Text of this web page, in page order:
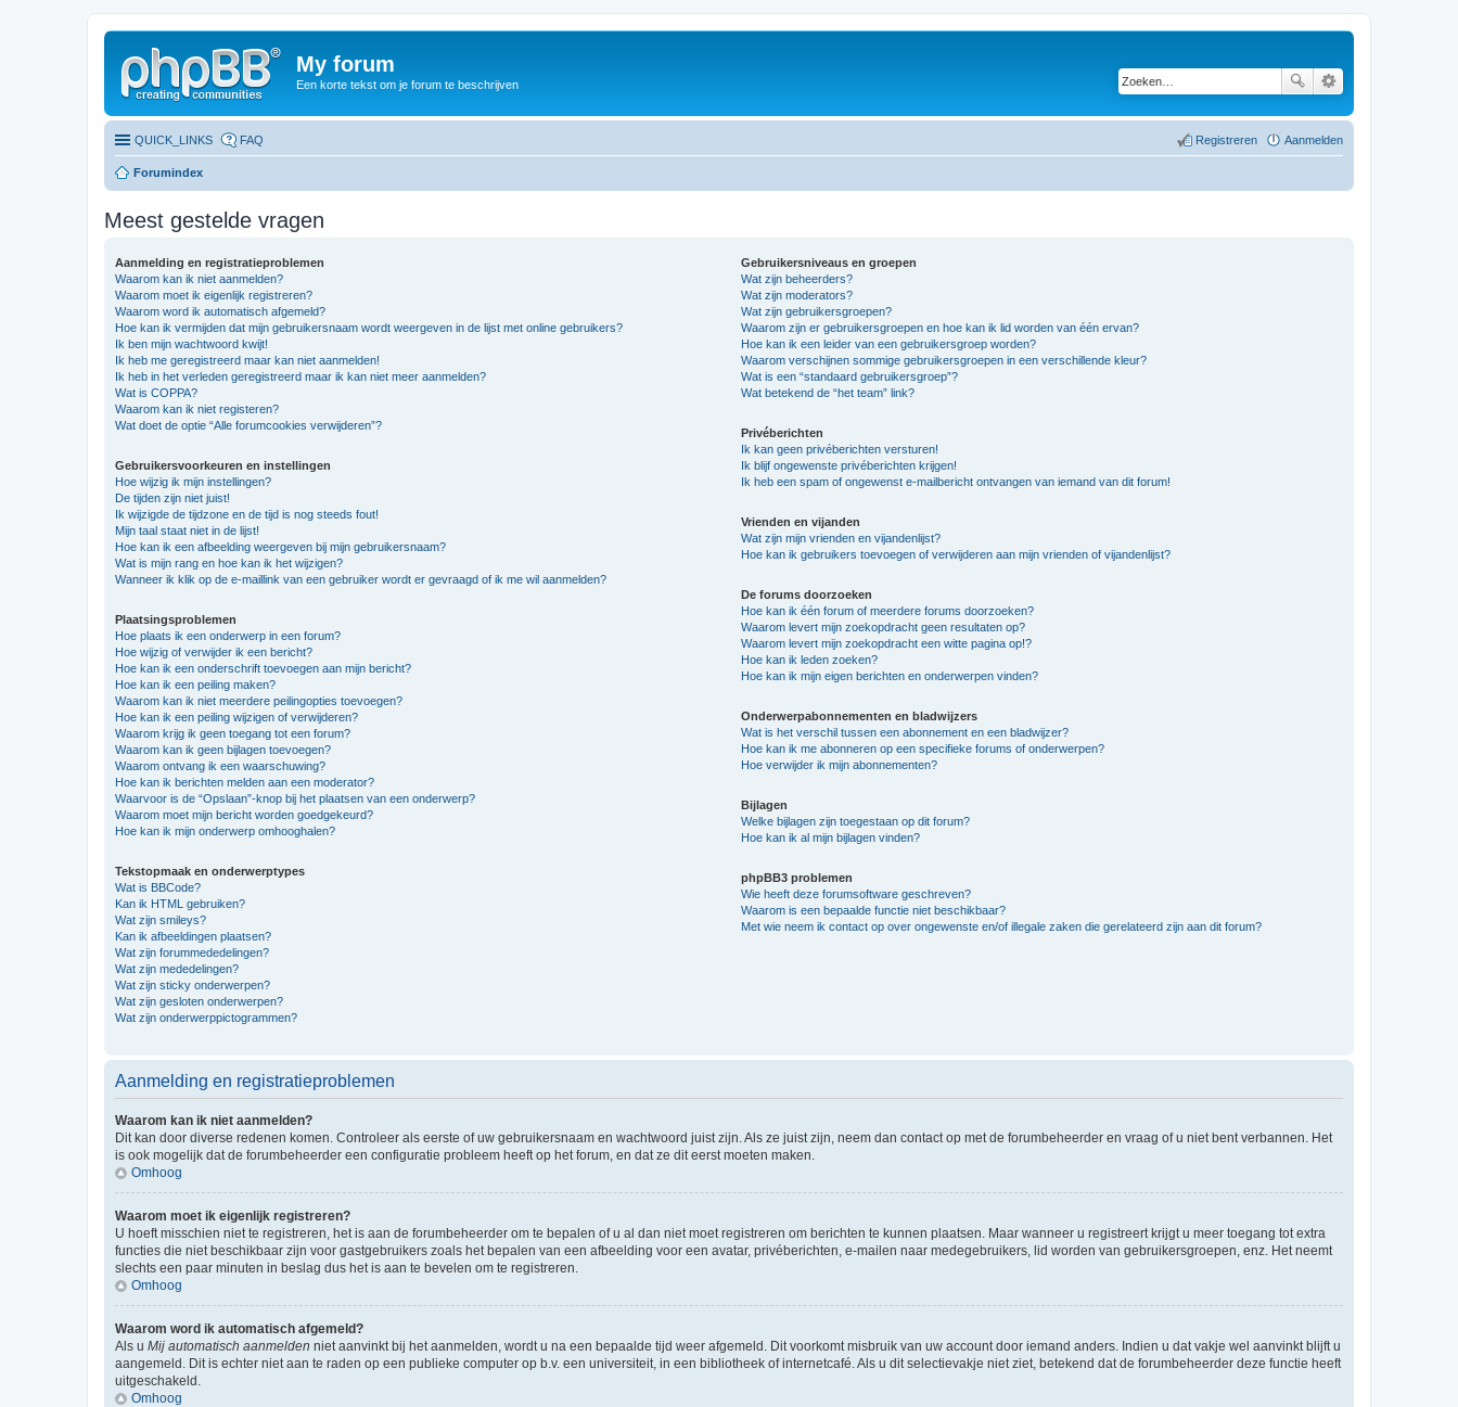
My forum
Een korte tekst om je forum te beschrijven
QUICK_LINKS FAQ Aanmelden
Registreren
Forumindex
Meest gestelde vragen
Aanmelding en registratieproblemen
Waarom kan ik niet aanmelden?
Waarom moet ik eigenlijk registreren?
Waarom word ik automatisch afgemeld?
Hoe kan ik vermijden dat mijn gebruikersnaam wordt weergeven in de lijst met online gebruikers?
Ik ben mijn wachtwoord kwijt!
Ik heb me geregistreerd maar kan niet aanmelden!
Ik heb in het verleden geregistreerd maar ik kan niet meer aanmelden?
Wat is COPPA?
Waarom kan ik niet registeren?
Wat doet de optie “Alle forumcookies verwijderen”?
Gebruikersvoorkeuren en instellingen
Hoe wijzig ik mijn instellingen?
De tijden zijn niet juist!
Ik wijzigde de tijdzone en de tijd is nog steeds fout!
Mijn taal staat niet in de lijst!
Hoe kan ik een afbeelding weergeven bij mijn gebruikersnaam?
Wat is mijn rang en hoe kan ik het wijzigen?
Wanneer ik klik op de e-maillink van een gebruiker wordt er gevraagd of ik me wil aanmelden?
Plaatsingsproblemen
Hoe plaats ik een onderwerp in een forum?
Hoe wijzig of verwijder ik een bericht?
Hoe kan ik een onderschrift toevoegen aan mijn bericht?
Hoe kan ik een peiling maken?
Waarom kan ik niet meerdere peilingopties toevoegen?
Hoe kan ik een peiling wijzigen of verwijderen?
Waarom krijg ik geen toegang tot een forum?
Waarom kan ik geen bijlagen toevoegen?
Waarom ontvang ik een waarschuwing?
Hoe kan ik berichten melden aan een moderator?
Waarvoor is de “Opslaan”-knop bij het plaatsen van een onderwerp?
Waarom moet mijn bericht worden goedgekeurd?
Hoe kan ik mijn onderwerp omhooghalen?
Tekstopmaak en onderwerptypes
Wat is BBCode?
Kan ik HTML gebruiken?
Wat zijn smileys?
Kan ik afbeeldingen plaatsen?
Wat zijn forummededelingen?
Wat zijn mededelingen?
Wat zijn sticky onderwerpen?
Wat zijn gesloten onderwerpen?
Wat zijn onderwerppictogrammen?
Gebruikersniveaus en groepen
Wat zijn beheerders?
Wat zijn moderators?
Wat zijn gebruikersgroepen?
Waarom zijn er gebruikersgroepen en hoe kan ik lid worden van één ervan?
Hoe kan ik een leider van een gebruikersgroep worden?
Waarom verschijnen sommige gebruikersgroepen in een verschillende kleur?
Wat is een “standaard gebruikersgroep”?
Wat betekend de “het team” link?
Privéberichten
Ik kan geen privéberichten versturen!
Ik blijf ongewenste privéberichten krijgen!
Ik heb een spam of ongewenst e-mailbericht ontvangen van iemand van dit forum!
Vrienden en vijanden
Wat zijn mijn vrienden en vijandenlijst?
Hoe kan ik gebruikers toevoegen of verwijderen aan mijn vrienden of vijandenlijst?
De forums doorzoeken
Hoe kan ik één forum of meerdere forums doorzoeken?
Waarom levert mijn zoekopdracht geen resultaten op?
Waarom levert mijn zoekopdracht een witte pagina op!?
Hoe kan ik leden zoeken?
Hoe kan ik mijn eigen berichten en onderwerpen vinden?
Onderwerpabonnementen en bladwijzers
Wat is het verschil tussen een abonnement en een bladwijzer?
Hoe kan ik me abonneren op een specifieke forums of onderwerpen?
Hoe verwijder ik mijn abonnementen?
Bijlagen
Welke bijlagen zijn toegestaan op dit forum?
Hoe kan ik al mijn bijlagen vinden?
phpBB3 problemen
Wie heeft deze forumsoftware geschreven?
Waarom is een bepaalde functie niet beschikbaar?
Met wie neem ik contact op over ongewenste en/of illegale zaken die gerelateerd zijn aan dit forum?
Aanmelding en registratieproblemen
Waarom kan ik niet aanmelden?
Dit kan door diverse redenen komen. Controleer als eerste of uw gebruikersnaam en wachtwoord juist zijn. Als ze juist zijn, neem dan contact op met de forumbeheerder en vraag of u niet bent verbannen. Het
is ook mogelijk dat de forumbeheerder een configuratie probleem heeft op het forum, en dat ze dit eerst moeten maken.
Omhoog
Waarom moet ik eigenlijk registreren?
U hoeft misschien niet te registreren, het is aan de forumbeheerder om te bepalen of u al dan niet moet registreren om berichten te kunnen plaatsen. Maar wanneer u registreert krijgt u meer toegang tot extra
functies die niet beschikbaar zijn voor gastgebruikers zoals het bepalen van een afbeelding voor een avatar, privéberichten, e-mailen naar medegebruikers, lid worden van gebruikersgroepen, enz. Het neemt
slechts een paar minuten in beslag dus het is aan te bevelen om te registreren.
Omhoog
Waarom word ik automatisch afgemeld?
Als u Mij automatisch aanmelden niet aanvinkt bij het aanmelden, wordt u na een bepaalde tijd weer afgemeld. Dit voorkomt misbruik van uw account door iemand anders. Indien u dat vakje wel aanvinkt blijft u
aangemeld. Dit is echter niet aan te raden op een publieke computer op b.v. een universiteit, in een bibliotheek of internetcafé. Als u dit selectievakje niet ziet, betekend dat de forumbeheerder deze functie heeft
uitgeschakeld.
Omhoog